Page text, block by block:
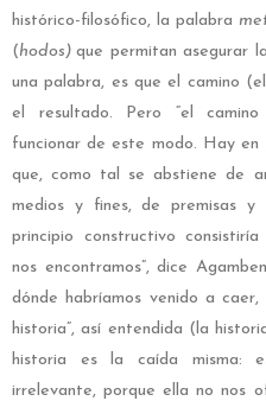
histórico-filosófico, la palabra
(hodos)que permitan asegurar
una palabra, es que el camino
el resultado. Pero “el
funcionar de este modo. Hay
que, como tal se abstiene de
medios y fines, de premisas y
principio constructivo
nos encontramos”, dice
dónde habríamos venido a caer,
historia”, así entendida (la
historia es la caída misma:
irrelevante, porque ella no nos